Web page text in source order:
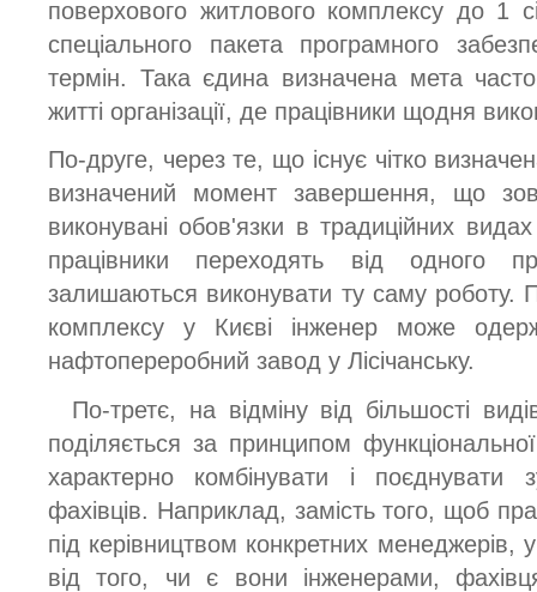
поверхового житлового комплексу до 1
спеціального пакета програмного
термін. Така єдина визначена мета
житті організації, де працівники щодня
По-друге, через те, що існує чітко
визначений момент завершення, що
виконувані обов'язки в традиційних
працівники переходять від одного
залишаються виконувати ту саму роботу.
комплексу у Києві інженер може
нафтопереробний завод у Лісічанську.
По-третє, на відміну від більшості
поділяється за принципом функціональної
характерно комбінувати і поєднувати
фахівців. Наприклад, замість того, щоб
під керівництвом конкретних менеджерів,
від того, чи є вони інженерами,